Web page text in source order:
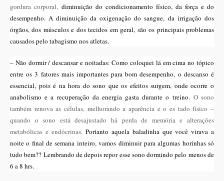
gordura corporal, diminuição do condicionamento físico, da força e do
desempenho. A diminuição da oxigenação do sangue, da irrigação dos
órgãos, dos músculos e dos tecidos em geral, são os principais problemas
causados pelo tabagismo nos atletas.
– Não dormir / descansar e noitadas: Como coloquei lá em cima no tópico
entre os 3 fatores mais importantes para bom desempenho, o descanso é
essencial, pois é na hora do sono que os efeitos surgem, onde ocorre o
anabolismo e a recuperação da energia gasta durante o treino.O sono
também renova as células, melhorando a aparência e o es tado físico –
quando o sono está desajustado há perda de memória e alterações
metabólicas e endócrinas.Portanto aquela baladinha que você virava a
noite o final de semana inteiro, vamos diminuir para algumas horinhas só
tudo bem?? Lembrando de depois repor esse sono dormindo pelo menos de
6 a 8 hrs.